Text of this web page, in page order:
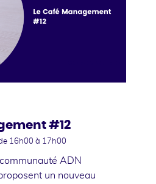
#12
16h00 à 17h00
ADN
un nouveau